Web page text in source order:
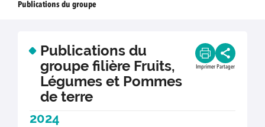
Publications du groupe
Publications du
groupe filière Fruits,
Légumes et Pommes
de terre
Imprimer Partager
2024